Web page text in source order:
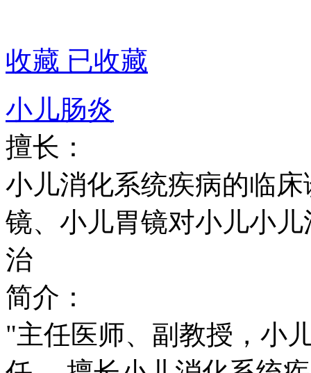
收藏 已收藏
小儿肠炎
擅长：
小儿消化系统疾病的临
镜、小儿胃镜对小儿小
治
简介：
"主任医师、副教授，小